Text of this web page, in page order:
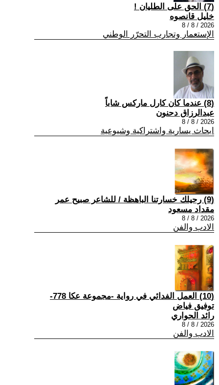
(7) الحق على الطليان !
خليل قانصوه
2026 / 8 / 8
الإستعمار وتجارب التحرّر الوطني
(8) عندما كان كارل ماركس شاباً
عبدالرزاق دحنون
2026 / 8 / 8
ابحاث يسارية واشتراكية وشيوعية
(9) رحيلك خسارتنا الباهظة / للشاعر صبيح عمر
مقداد مسعود
2026 / 8 / 8
الادب والفن
(10) العمل الفدائي في رواية -مجموعة عكا 778-
توفيق فياض
رائد الحواري
2026 / 8 / 8
الادب والفن